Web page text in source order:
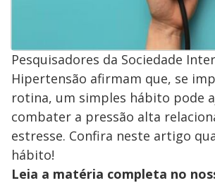
Pesquisadores da Sociedade
Hipertensão afirmam que, se
rotina, um simples hábito pode
combater a pressão alta
estresse. Confira neste artigo
hábito!
Leia a matéria completa no